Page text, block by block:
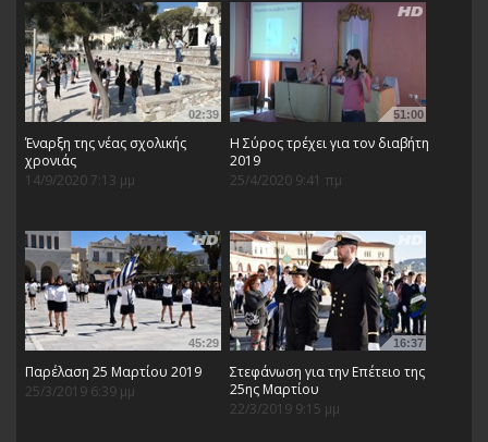
02:39
Έναρξη της νέας σχολικής
χρονιάς
14/9/2020 7:13 μμ
51:00
Η Σύρος τρέχει για τον διαβήτη
2019
25/4/2020 9:41 πμ
45:29
Παρέλαση 25 Μαρτίου 2019
25/3/2019 6:39 μμ
16:37
Στεφάνωση για την Επέτειο της
25ης Μαρτίου
22/3/2019 9:15 μμ